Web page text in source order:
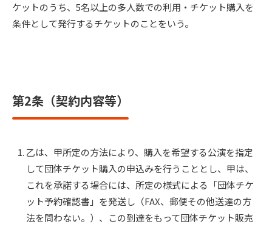
ケットのうち、5名以上の多人数での利用・チケット購入を
条件として発行するチケットのことをいう。
第2条（契約内容等）
乙は、甲所定の方法により、購入を希望する公演を指定
して団体チケット購入の申込みを行うこととし、甲は、
これを承諾する場合には、所定の様式による「団体チケ
ット予約確認書」を発送し（FAX、郵便その他送達の方
法を問わない。）、この到達をもって団体チケット販売